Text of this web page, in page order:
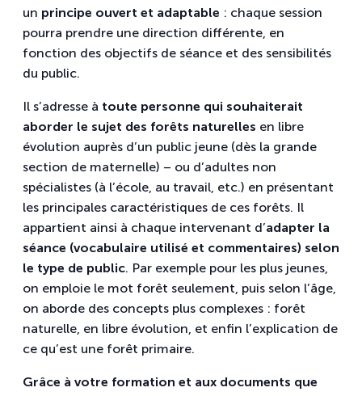
un principe ouvert et adaptable : chaque session
pourra prendre une direction différente, en
fonction des objectifs de séance et des sensibilités
du public.
Il s’adresse à toute personne qui souhaiterait
aborder le sujet des forêts naturelles en libre
évolution auprès d’un public jeune (dès la grande
section de maternelle) – ou d’adultes non
spécialistes (à l’école, au travail, etc.) en présentant
les principales caractéristiques de ces forêts. Il
appartient ainsi à chaque intervenant d’adapter la
séance (vocabulaire utilisé et commentaires) selon
le type de public. Par exemple pour les plus jeunes,
on emploie le mot forêt seulement, puis selon l’âge,
on aborde des concepts plus complexes : forêt
naturelle, en libre évolution, et enfin l’explication de
ce qu’est une forêt primaire.
Grâce à votre formation et aux documents que